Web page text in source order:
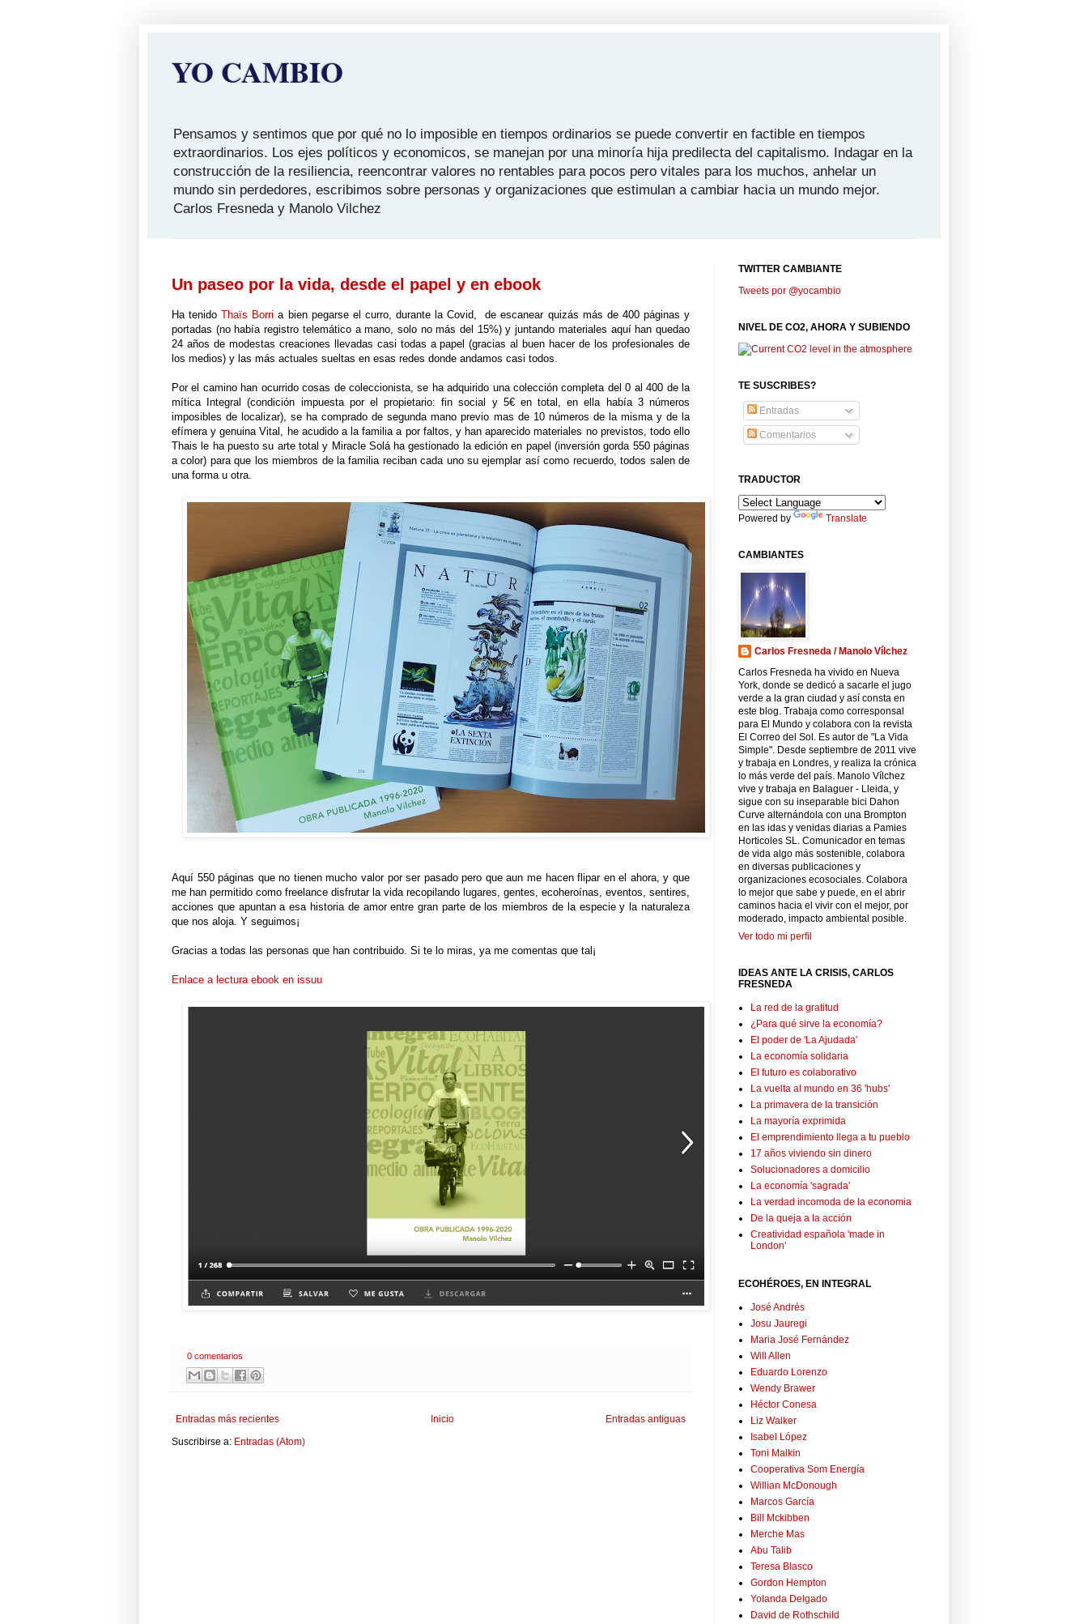
YO CAMBIO
Pensamos y sentimos que por qué no lo imposible en tiempos ordinarios se puede convertir en factible en tiempos
extraordinarios. Los ejes políticos y economicos, se manejan por una minoría hija predilecta del capitalismo. Indagar en la
construcción de la resiliencia, reencontrar valores no rentables para pocos pero vitales para los muchos, anhelar un
mundo sin perdedores, escribimos sobre personas y organizaciones que estimulan a cambiar hacia un mundo mejor.
Carlos Fresneda y Manolo Vilchez
Un paseo por la vida, desde el papel y en ebook
Ha tenidoThaïs Borri a bien pegarse el curro, durante la Covid, de escanear quizás más de 400 páginas y
portadas (no había registro telemático a mano, solo no más del 15%) y juntando materiales aquí han quedao
24 años de modestas creaciones llevadas casi todas a papel (gracias al buen hacer de los profesionales de
los medios) y las más actuales sueltas en esas redes donde andamos casi todos.
Por el camino han ocurrido cosas de coleccionista, se ha adquirido una colección completa del 0 al 400 de la
mítica Integral (condición impuesta por el propietario: fin social y 5€ en total, en ella había 3 números
imposibles de localizar), se ha comprado de segunda mano previo mas de 10 números de la misma y de la
efímera y genuina Vital, he acudido a la familia a por faltos, y han aparecido materiales no previstos, todo ello
Thais le ha puesto su arte total y Miracle Solá ha gestionado la edición en papel (inversión gorda 550 páginas
a color) para que los miembros de la familia reciban cada uno su ejemplar así como recuerdo, todos salen de
una forma u otra.
Aquí 550 páginas que no tienen mucho valor por ser pasado pero que aun me hacen flipar en el ahora, y que
me han permitido como freelance disfrutar la vida recopilando lugares, gentes, ecoheroínas, eventos, sentires,
acciones que apuntan a esa historia de amor entre gran parte de los miembros de la especie y la naturaleza
que nos aloja. Y seguimos¡
Gracias a todas las personas que han contribuido. Si te lo miras, ya me comentas que tal¡
Enlace a lectura ebook en issuu
0 comentarios
Entradas más recientes Entradas antiguas
Inicio
Suscribirse a: Entradas (Atom)
TWITTER CAMBIANTE
Tweets por @yocambio
NIVEL DE CO2, AHORA Y SUBIENDO
TE SUSCRIBES?
Entradas
Comentarios
TRADUCTOR
Powered by Translate
CAMBIANTES
Carlos Fresneda / Manolo Vílchez
Carlos Fresneda ha vivido en Nueva
York, donde se dedicó a sacarle el jugo
verde a la gran ciudad y así consta en
este blog. Trabaja como corresponsal
para El Mundo y colabora con la revista
El Correo del Sol. Es autor de "La Vida
Simple". Desde septiembre de 2011 vive
y trabaja en Londres, y realiza la crónica
lo más verde del país. Manolo Vílchez
vive y trabaja en Balaguer - Lleida, y
sigue con su inseparable bici Dahon
Curve alternándola con una Brompton
en las idas y venidas diarias a Pamies
Horticoles SL. Comunicador en temas
de vida algo más sostenible, colabora
en diversas publicaciones y
organizaciones ecosociales. Colabora
lo mejor que sabe y puede, en el abrir
caminos hacia el vivir con el mejor, por
moderado, impacto ambiental posible.
Ver todo mi perfil
IDEAS ANTE LA CRISIS, CARLOS
FRESNEDA
La red de la gratitud
¿Para qué sirve la economía?
El poder de 'La Ajudada'
La economía solidaria
El futuro es colaborativo
La vuelta al mundo en 36 'hubs'
La primavera de la transición
La mayoría exprimida
El emprendimiento llega a tu pueblo
17 años viviendo sin dinero
Solucionadores a domicilio
La economía 'sagrada'
La verdad incomoda de la economia
De la queja a la acción
Creatividad española 'made in
London'
ECOHÉROES, EN INTEGRAL
José Andrés
Josu Jauregi
Maria José Fernández
Will Allen
Eduardo Lorenzo
Wendy Brawer
Héctor Conesa
Liz Walker
Isabel López
Toni Malkin
Cooperativa Som Energía
Willian McDonough
Marcos García
Bill Mckibben
Merche Mas
Abu Talib
Teresa Blasco
Gordon Hempton
Yolanda Delgado
David de Rothschild